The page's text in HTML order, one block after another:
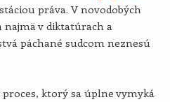
práva. V novodobých
najmä v diktatúrach a
páchané sudcom neznesú
proces, ktorý sa úplne vymyká